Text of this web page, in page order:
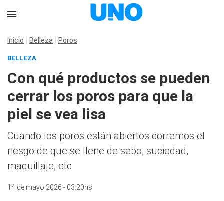
Inicio Belleza Poros
BELLEZA
Con qué productos se pueden
cerrar los poros para que la
piel se vea lisa
Cuando los poros están abiertos corremos el
riesgo de que se llene de sebo, suciedad,
maquillaje, etc
14 de mayo 2026 - 03:20hs